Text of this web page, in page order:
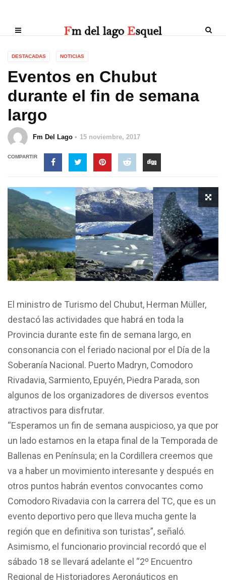
DESTACADAS NOTICIAS
Eventos en Chubut
durante el fin de semana
largo
Fm Del Lago 15 noviembre, 2017
COMPARTIR
El ministro de Turismo del Chubut, Herman Müller,
destacó las actividades que habrá en toda la
Provincia durante este fin de semana largo, en
consonancia con el feriado nacional por el Día de la
Soberanía Nacional. Puerto Madryn, Comodoro
Rivadavia, Sarmiento, Epuyén, Piedra Parada, son
algunos de los organizadores de diversos eventos
atractivos para disfrutar.
“Esperamos un fin de semana auspicioso, ya que por
un lado estamos en la etapa final de la Temporada de
Ballenas en Península; en la Cordillera creemos que
va a haber un movimiento interesante y después en
otros puntos habrán eventos convocantes como
Comodoro Rivadavia con la carrera del TC, que es un
evento deportivo pero que lleva mucha gente la
región que en definitiva son turistas”, señaló.
Asimismo, el funcionario provincial recordó que el
sábado 18 se llevará adelante el “2º Encuentro
Regional de Historiadores Aeronáuticos en